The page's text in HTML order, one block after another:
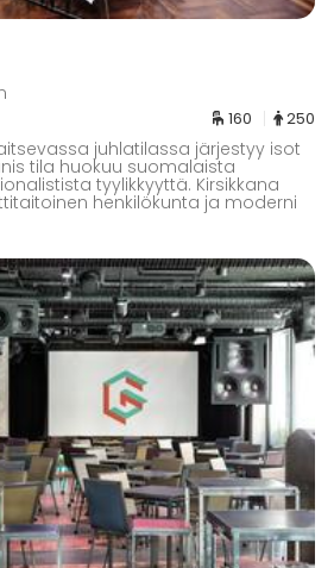
160 250
juhlatilassa järjestyy isot
tila huokuu suomalaista
tyylikkyyttä. Kirsikkana
henkilökunta ja moderni